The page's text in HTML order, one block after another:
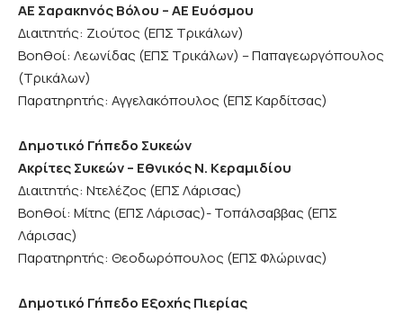
ΑΕ Σαρακηνός Βόλου – ΑΕ Ευόσμου
Διαιτητής: Ζιούτος (ΕΠΣ Τρικάλων)
Βοηθοί: Λεωνίδας (ΕΠΣ Τρικάλων) – Παπαγεωργόπουλος
(Τρικάλων)
Παρατηρητής: Αγγελακόπουλος (ΕΠΣ Καρδίτσας)
Δημοτικό Γήπεδο Συκεών
Ακρίτες Συκεών – Εθνικός Ν. Κεραμιδίου
Διαιτητής: Ντελέζος (ΕΠΣ Λάρισας)
Βοηθοί: Μίτης (ΕΠΣ Λάρισας)- Τοπάλσαββας (ΕΠΣ
Λάρισας)
Παρατηρητής: Θεοδωρόπουλος (ΕΠΣ Φλώρινας)
Δημοτικό Γήπεδο ΕξοχήςΠιερίας